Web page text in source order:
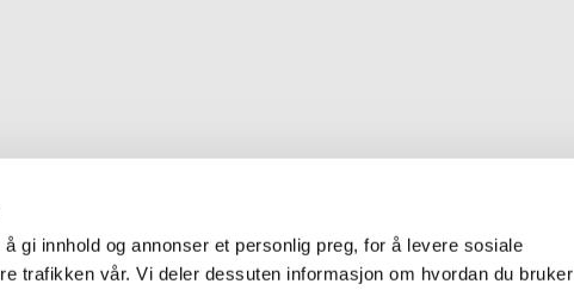
gi innhold og annonser et personlig preg, for å levere sosiale
trafikken vår. Vi deler dessuten informasjon om hvordan du bruker